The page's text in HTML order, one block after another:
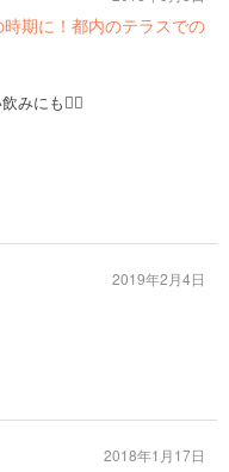
時期に！都内のテラスでの
みにも👌🏻
2019年2月4日
2018年1月17日